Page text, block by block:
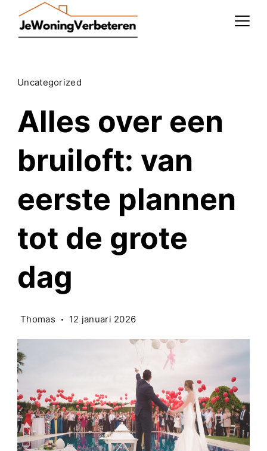
Uncategorized
Alles over een
bruiloft: van
eerste plannen
tot de grote
dag
Thomas 12 januari 2026